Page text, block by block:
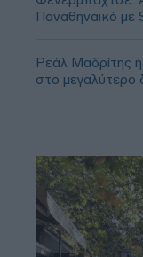
Παναθηναϊκό με
Ρεάλ Μαδρίτης
στο μεγαλύτερο